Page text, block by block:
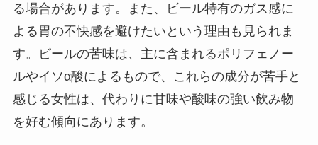
る場合があります。また、ビール特有のガス感に
よる胃の不快感を避けたいという理由も見られま
す。ビールの苦味は、主に含まれるポリフェノー
ルやイソα酸によるもので、これらの成分が苦手と
感じる女性は、代わりに甘味や酸味の強い飲み物
を好む傾向にあります。